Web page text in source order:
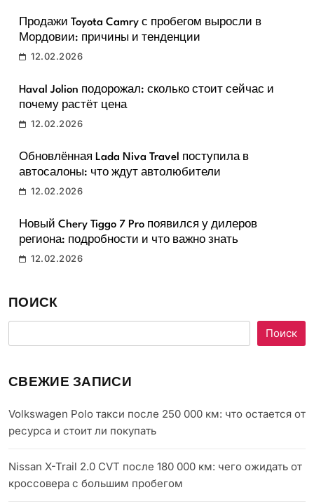
Продажи Toyota Camry с пробегом выросли в
Мордовии: причины и тенденции
12.02.2026
Haval Jolion подорожал: сколько стоит сейчас и
почему растёт цена
12.02.2026
Обновлённая Lada Niva Travel поступила в
автосалоны: что ждут автолюбители
12.02.2026
Новый Chery Tiggo 7 Pro появился у дилеров
региона: подробности и что важно знать
12.02.2026
ПОИСК
Поиск
СВЕЖИЕ ЗАПИСИ
Volkswagen Polo такси после 250 000 км: что остается от
ресурса и стоит ли покупать
Nissan X-Trail 2.0 CVT после 180 000 км: чего ожидать от
кроссовера с большим пробегом